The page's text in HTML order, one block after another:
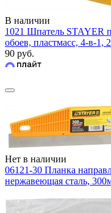
В наличии
1021 Шпатель STAYER
обоев, пластмасс, 4-в-1,
90 руб.
Нет в наличии
06121-30 Планка
нержавеющая сталь,